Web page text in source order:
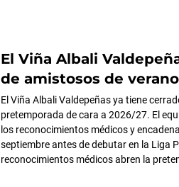
El Viña Albali
de amistosos de verano
El Viña Albali Valdepeñas ya tiene
pretemporada de cara a 2026/27. El
los reconocimientos médicos y
septiembre antes de debutar en la Liga
reconocimientos médicos abren la